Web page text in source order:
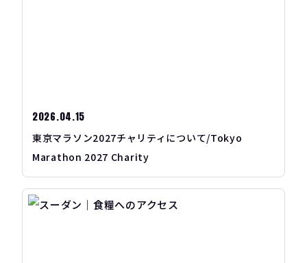
2026.04.15
東京マラソン2027チャリティについて/Tokyo
Marathon 2027 Charity